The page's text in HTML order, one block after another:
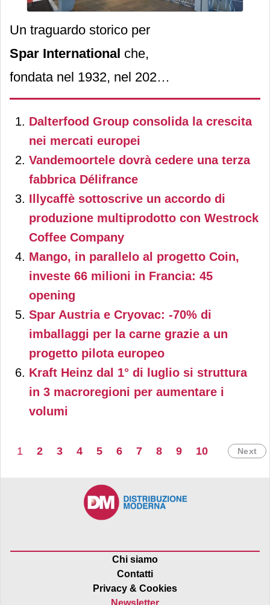
Un traguardo storico per
Spar International che,
fondata nel 1932, nel 2025
ha superato i50 miliardi di
euro di fatturato
consolidato.
Dalterfood Group consolida la crescita
nei mercati europei
Vandemoortele dovrà cedere una terza
fabbrica Délifrance
Illycaffè sottoscrive un accordo di
produzione multiprodotto con Westrock
Coffee Company
Mango, in parallelo al progetto Coin,
investe 66 milioni in Francia: 45
opening
Spar Austria e Cryovac: -70% di
imballaggi per la carne grazie a un
progetto pilota europeo
Kraft Heinz dal 1° di luglio si struttura
in 3 macroregioni per aumentare i
volumi
1 2 3 4 5 6 7 8 9 10 Next
Chi siamo
Contatti
Privacy & Cookies
Newsletter